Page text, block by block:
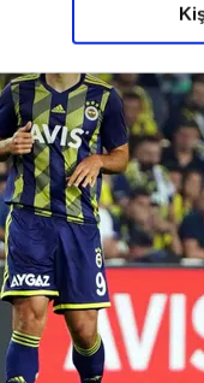
için İnternet
işlenmekte
sitemizin
amaçlarıyla
yer alan panel
Metnimizi
Kanunu
ilgili bilgi